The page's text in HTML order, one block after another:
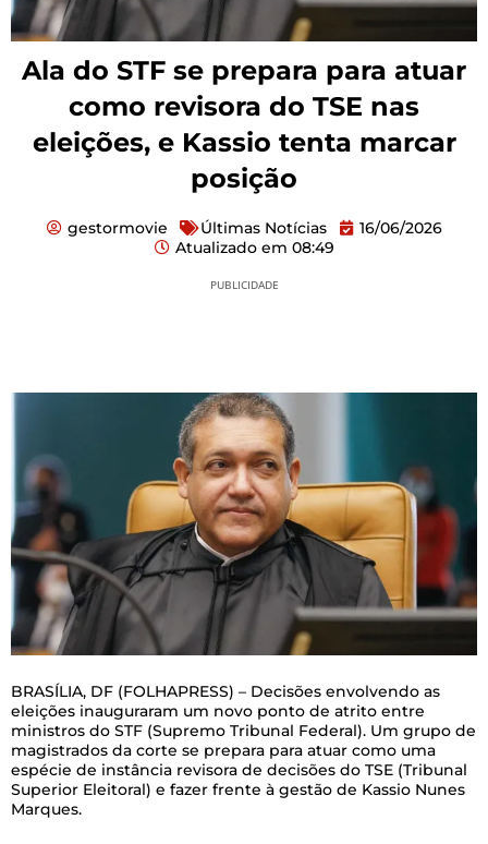
Ala do STF se prepara para atuar
como revisora do TSE nas
eleições, e Kassio tenta marcar
posição
gestormovie Últimas Notícias
16/06/2026
Atualizado em 08:49
PUBLICIDADE
BRASÍLIA, DF (FOLHAPRESS) – Decisões envolvendo as
eleições inauguraram um novo ponto de atrito entre
ministros do STF (Supremo Tribunal Federal). Um grupo de
magistrados da corte se prepara para atuar como uma
espécie de instância revisora de decisões do TSE (Tribunal
Superior Eleitoral) e fazer frente à gestão de Kassio Nunes
Marques.